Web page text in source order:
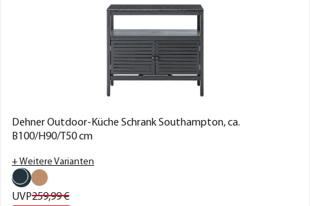
Dehner Outdoor-Küche Schrank Southampton, ca.
B100/H90/T50 cm
+ Weitere Varianten
UVP259,99€